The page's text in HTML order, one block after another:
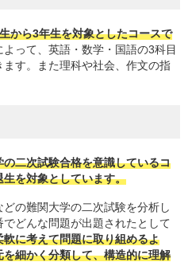
から3年生を対象としたコースで
って、英語・数学・国語の3科目
す。また理科や社会、作文の指
二次試験合格を意識しているコ
を対象としています。
の難関大学の二次試験を分析し
どんな問題が出題されたとして
軟に考えて問題に取り組めるよ
細かく分類して、構造的に理解